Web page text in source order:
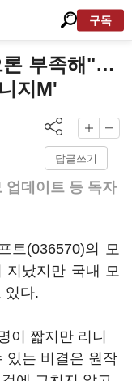
구독
론 부족해"…
지M'
답글쓰기
업데이트 등 독자
트(036570)의 모
지났지만 국내 모
있다.
이 짧지만 리니
있는 비결은 원작